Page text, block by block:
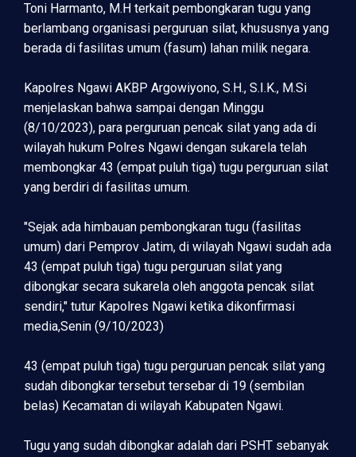
Toni Harmanto, M.H terkait pembongkaran tugu yang
berlambang organisasi perguruan silat, khususnya yang
berada di fasilitas umum (fasum) lahan milik negara.
Kapolres Ngawi AKBP Argowiyono, S.H., S.I.K., M.Si
menjelaskan bahwa sampai dengan Minggu
(8/10/2023), para perguruan pencak silat yang ada di
wilayah hukum Polres Ngawi dengan sukarela telah
membongkar 43 (empat puluh tiga) tugu perguruan silat
yang berdiri di fasilitas umum.
"Sejak ada himbauan pembongkaran tugu (fasilitas
umum) dari Pemprov Jatim, di wilayah Ngawi sudah ada
43 (empat puluh tiga) tugu perguruan silat yang
dibongkar secara sukarela oleh anggota pencak silat
sendiri," tutur Kapolres Ngawi ketika dikonfirmasi
media,Senin (9/10/2023)
43 (empat puluh tiga) tugu perguruan pencak silat yang
sudah dibongkar tersebut tersebar di 19 (sembilan
belas) Kecamatan di wilayah Kabupaten Ngawi.
Tugu yang sudah dibongkar adalah dari PSHT sebanyak